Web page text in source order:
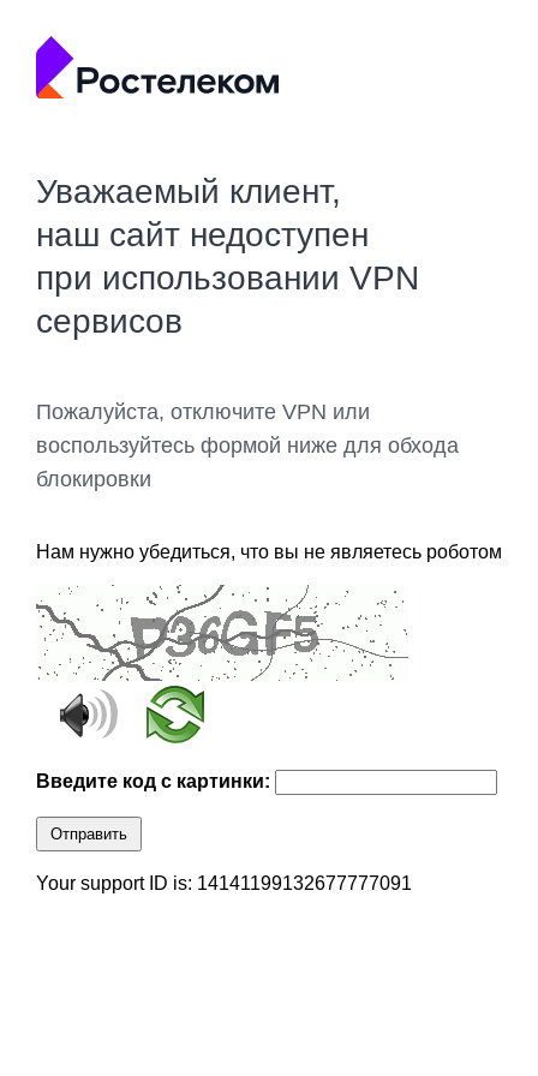
Уважаемый клиент,
наш сайт недоступен
при использовании VPN
сервисов
Пожалуйста, отключите VPN или
воспользуйтесь формой ниже для обхода
блокировки
Нам нужно убедиться, что вы не являетесь роботом
Введите код с картинки:
Отправить
Your support ID is: 14141199132677777091